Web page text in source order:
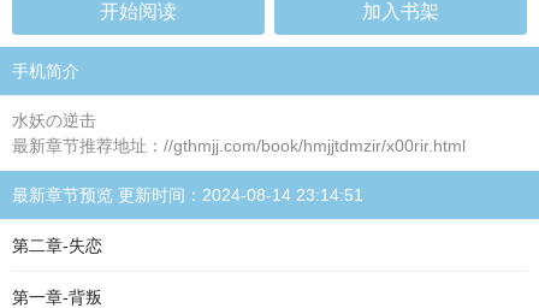
开始阅读 加入书架
手机简介
水妖の逆击
最新章节推荐地址：//gthmjj.com/book/hmjjtdmzir/x00rir.html
最新章节预览 更新时间：2024-08-14 23:14:51
第二章-失恋
第一章-背叛